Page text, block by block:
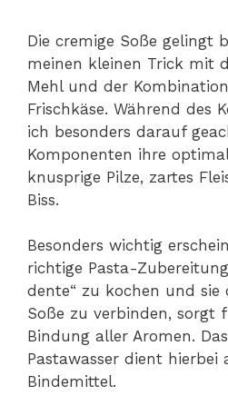
Die cremige Soße gelingt
meinen kleinen Trick mit
Mehl und der
Frischkäse. Während des
ich besonders darauf
Komponenten ihre
knusprige Pilze, zartes
Biss.
Besonders wichtig
richtige Pasta-
dente“ zu kochen und
Soße zu verbinden, sorgt
Bindung aller Aromen.
Pastawasser dient hierbei
Bindemittel.